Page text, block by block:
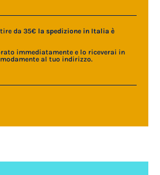
da 35€ la spedizione in Italia è
immediatamente e lo riceverai in
al tuo indirizzo.